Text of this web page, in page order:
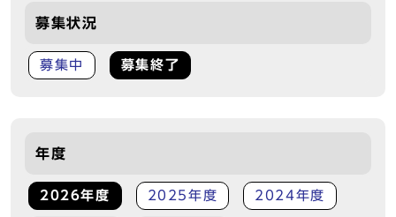
募集状況
募集中 募集終了
年度
2026年度 2025年度 2024年度